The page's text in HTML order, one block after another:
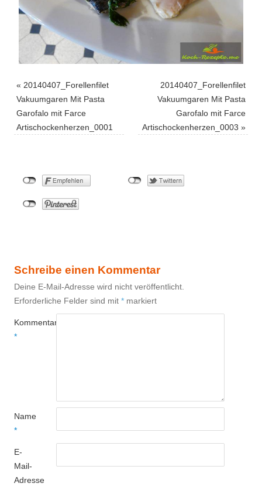
« 20140407_Forellenfilet
Vakuumgaren Mit Pasta
Garofalo mit Farce
Artischockenherzen_0001
20140407_Forellenfilet
Vakuumgaren Mit Pasta
Garofalo mit Farce
Artischockenherzen_0003 »
Schreibe einen Kommentar
Deine E-Mail-Adresse wird nicht veröffentlicht.
Erforderliche Felder sind mit * markiert
Kommentar
*
Name
*
E-
Mail-
Adresse